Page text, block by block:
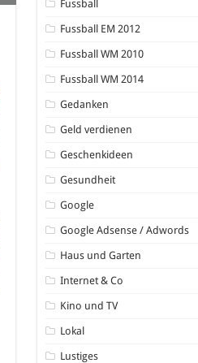
Fussball
Fussball EM 2012
Fussball WM 2010
Fussball WM 2014
Gedanken
Geld verdienen
Geschenkideen
Gesundheit
Google
Google Adsense / Adwords
Haus und Garten
Internet & Co
Kino und TV
Lokal
Lustiges